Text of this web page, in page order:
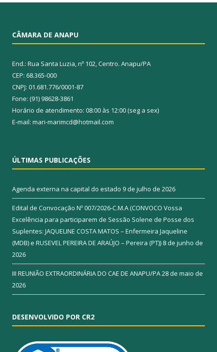
CÂMARA DE ANAPU
End.: Rua Santa Luzia, nº 102, Centro. Anapu/PA
CEP: 68.365-000
CNPJ: 01.681.776/0001-87
Fone: (91) 98628-3861
Horário de atendimento: 08:00 às 12:00 (seg a sex)
E-mail: mari-marimcd@hotmail.com
ÚLTIMAS PUBLICAÇÕES
Agenda externa na capital do estado 9 de julho de 2026
Edital de Convocação Nº 007/2026-C.M.A (CONVOCO Vossa
Excelência para participarem de Sessão Solene de Posse dos
Suplentes: JAQUELINE COSTA MATOS – Enfermeira Jaqueline
(MDB) e RUSEVEL PEREIRA DE ARAÚJO – Pereira (PT)) 8 de junho de
2026
III REUNIÃO EXTRAORDINÁRIA DO CAE DE ANAPU/PA28 de maio de
2026
DESENVOLVIDO POR CR2